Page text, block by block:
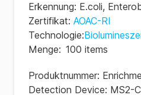
Erkennung: E.coli,
Zertifikat: AOAC-RI
Technologie:
Menge: 100 items
Produktnummer:
Detection Device: MS2-